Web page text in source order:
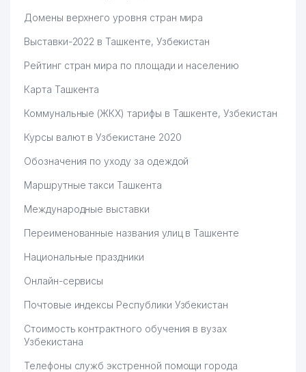
Домены верхнего уровня стран мира
Выставки-2022 в Ташкенте, Узбекистан
Рейтинг стран мира по площади и населению
Карта Ташкента
Коммунальные (ЖКХ) тарифы в Ташкенте, Узбекистан
Курсы валют в Узбекистане 2020
Обозначения по уходу за одеждой
Маршрутные такси Ташкента
Международные выставки
Переименованные названия улиц в Ташкенте
Национальные праздники
Онлайн-сервисы
Почтовые индексы Республики Узбекистан
Стоимость контрактного обучения в вузах
Узбекистана
Телефоны служб экстренной помощи города